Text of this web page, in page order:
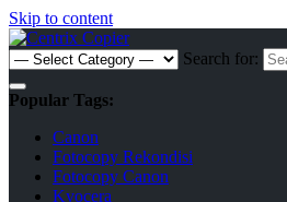
Skip to content
Search for:
Popular Tags:
Canon
Fotocopy Rekondisi
Fotocopy Canon
Kyocera